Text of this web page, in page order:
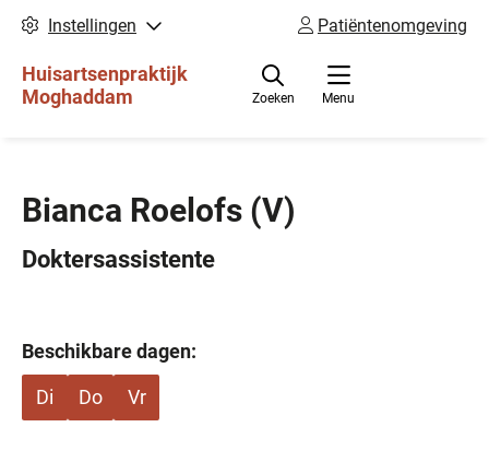
Instellingen Patiëntenomgeving
Huisartsenpraktijk
Moghaddam
Menu
Zoeken
Bianca Roelofs (V)
Doktersassistente
Beschikbare dagen:
Di
Do Vr